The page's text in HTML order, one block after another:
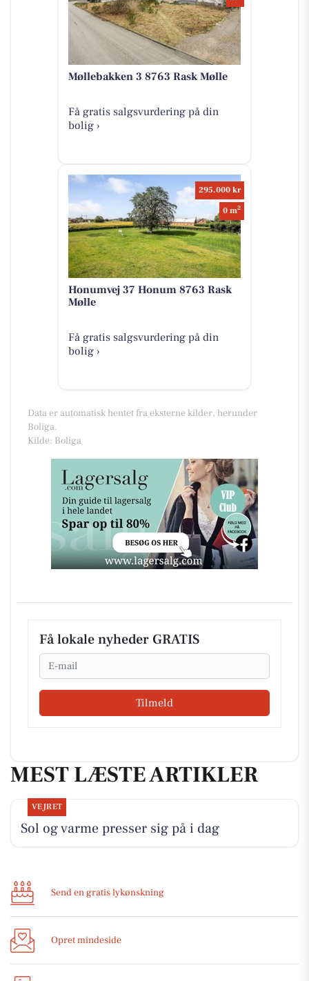
Møllebakken 3 8763 Rask Mølle
Få gratis salgsvurdering på din
bolig ›
295.000 kr
0 m2
Honumvej 37 Honum 8763 Rask
Mølle
Få gratis salgsvurdering på din
bolig ›
Data er automatisk hentet fra eksterne kilder, herunder
Boliga.
Kilde: Boliga
Få lokale nyheder GRATIS
Email
Tilmeld
MEST LÆSTE ARTIKLER
VEJRET
Sol og varme presser sig på i dag
Send en gratis lykønskning
Opret mindeside